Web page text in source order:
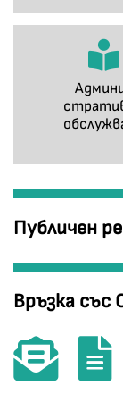
Публичен
Връзка със